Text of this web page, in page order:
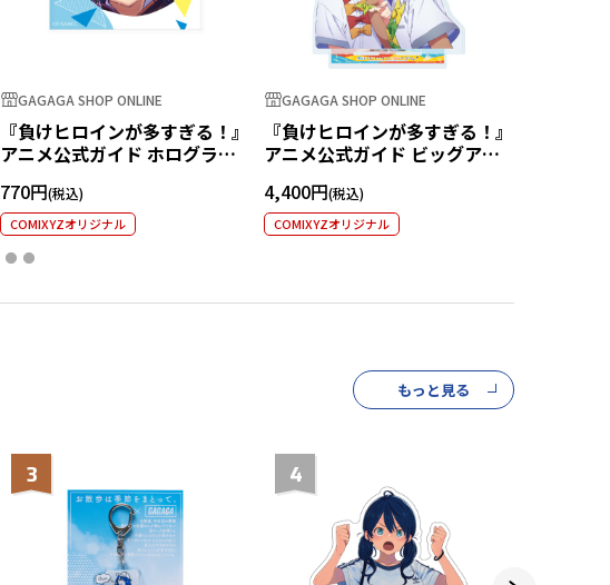
GAGAGA SHOP ONLINE
『負けヒロインが多すぎる！』
アニメ公式ガイド ホログラム
770円
COMIXYZオリジナル
GAGAGA SHOP ONLINE
『負けヒロインが多すぎる！』
アニメ公式ガイド ビッグアク
4,400円
COMIXYZオリジナル
もっと見る
3 4